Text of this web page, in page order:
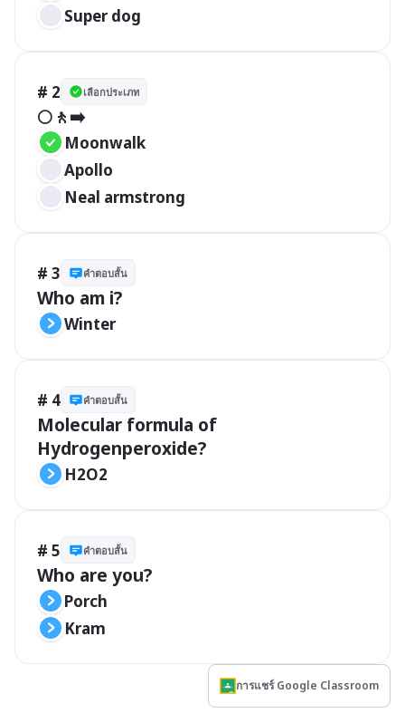
Super dog
# 2 เลือกประเภท
🌕🚶‍➡️
Moonwalk​
Apollo
Neal armstrong
# 3 คำตอบสั้น
Who am i?
Winter
# 4 คำตอบสั้น
Molecular formula of
Hydrogenperoxide?​
H2O2
# 5 คำตอบสั้น
Who are you?
Porch
Kram
การแชร์ Google Classroom